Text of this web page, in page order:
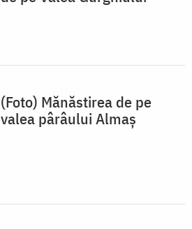
(Foto) Mănăstirea de pe
valea pârâului Almaș